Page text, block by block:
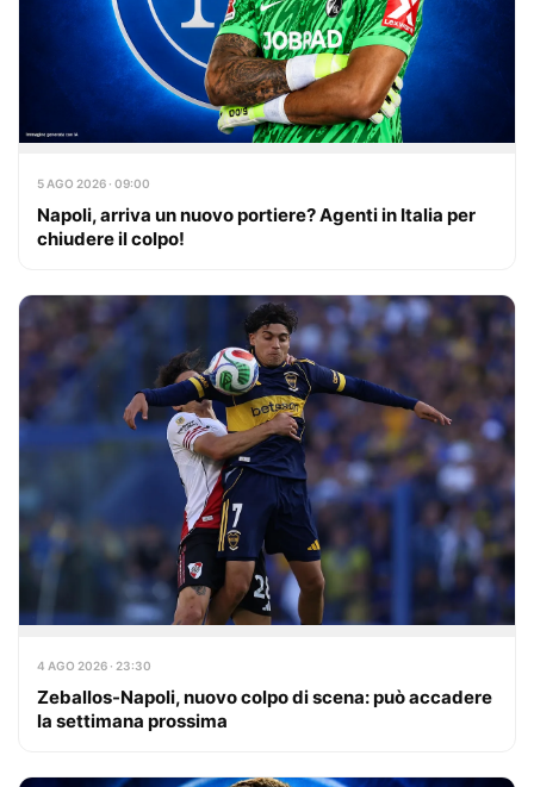
5 AGO 2026 · 09:00
Napoli, arriva un nuovo portiere? Agenti in Italia per
chiudere il colpo!
4 AGO 2026 · 23:30
Zeballos-Napoli, nuovo colpo di scena: può accadere
la settimana prossima